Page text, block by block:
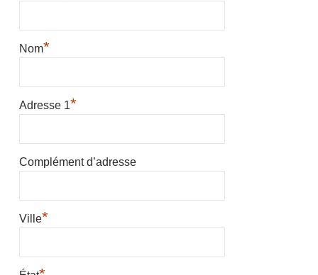
Nom*
Adresse 1*
Complément d’adresse
Ville*